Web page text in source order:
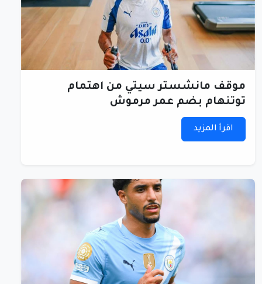
موقف مانشستر سيتي من اهتمام
توتنهام بضم عمر مرموش
اقرأ المزيد